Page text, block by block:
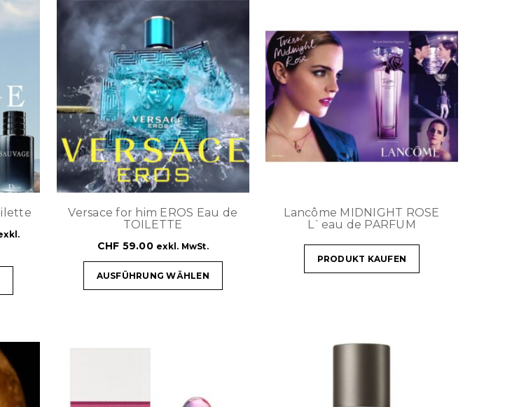
Versace for him EROS Eau de
TOILETTE
CHF 59.00 exkl. MwSt.
AUSFÜHRUNG WÄHLEN
Lancôme MIDNIGHT ROSE
L`eau de PARFUM
PRODUKT KAUFEN